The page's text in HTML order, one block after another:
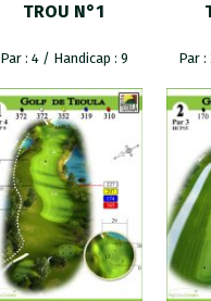
TROU N°1
Par : 4 / Handicap : 9 Par :